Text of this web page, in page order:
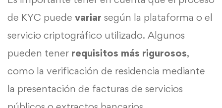
de KYC puede variar según la plataforma o el
servicio criptográfico utilizado. Algunos
pueden tener requisitos más rigurosos,
como la verificación de residencia mediante
la presentación de facturas de servicios